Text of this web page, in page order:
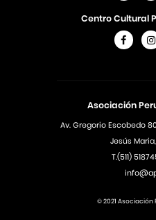
Asociación
Av. Gregorio Escobedo
Jesús
T.(511)
Centro Cultural
© 2021 Asociación